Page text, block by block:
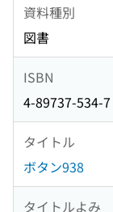
資料種別
図書
ISBN
4-89737-534-7
タイトル
ボタン938
タイトルよみ